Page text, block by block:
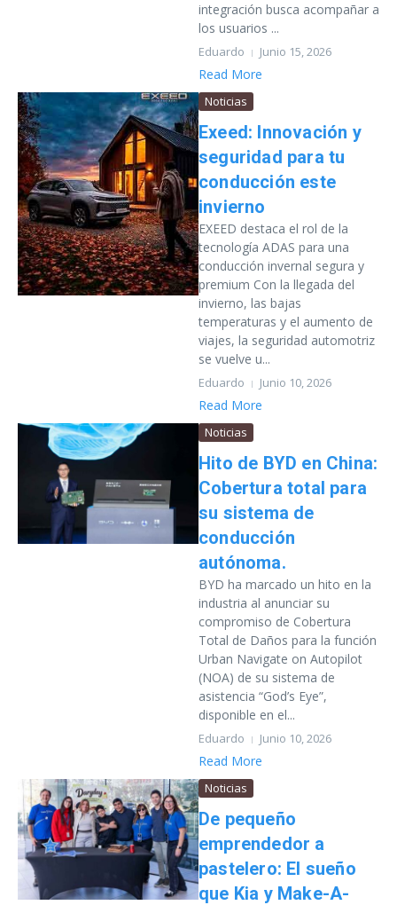
integración busca acompañar a
los usuarios ...
Eduardo Junio 15, 2026
Read More
Noticias
Exeed: Innovación y
seguridad para tu
conducción este
invierno
EXEED destaca el rol de la
tecnología ADAS para una
conducción invernal segura y
premium Con la llegada del
invierno, las bajas
temperaturas y el aumento de
viajes, la seguridad automotriz
se vuelve u...
Eduardo Junio 10, 2026
Read More
Noticias
Hito de BYD en China:
Cobertura total para
su sistema de
conducción
autónoma.
BYD ha marcado un hito en la
industria al anunciar su
compromiso de Cobertura
Total de Daños para la función
Urban Navigate on Autopilot
(NOA) de su sistema de
asistencia “God’s Eye”,
disponible en el...
Eduardo Junio 10, 2026
Read More
Noticias
De pequeño
emprendedor a
pastelero: El sueño
que Kia y Make-A-